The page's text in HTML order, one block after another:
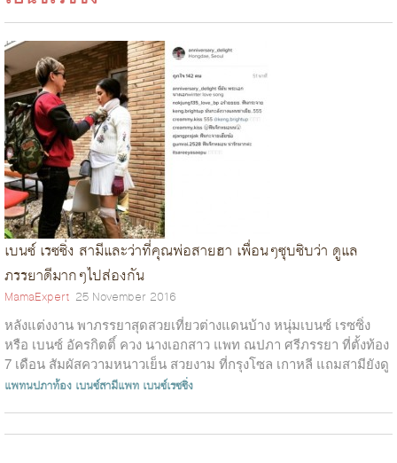
เบนซ์ เรซซิ่ง สามีและว่าที่คุณพ่อสายฮา เพื่อนๆซุบซิบว่า ดูแล
ภรรยาดีมากๆไปส่องกัน
MamaExpert 25 November 2016
หลังแต่งงาน พาภรรยาสุดสวยเที่ยวต่างแดนบ้าง หนุ่มเบนซ์ เรซซิ่ง
หรือ เบนซ์ อัครกิตติ์ ควง นางเอกสาว แพท ณปภา ศรีภรรยา ที่ตั้งท้อง
7 เดือน สัมผัสความหนาวเย็น สวยงาม ที่กรุงโซล เกาหลี แถมสามียังดู
แลภรรย...
แพทนปภาท้อง เบนซ์สามีแพท เบนซ์เรซซิ่ง